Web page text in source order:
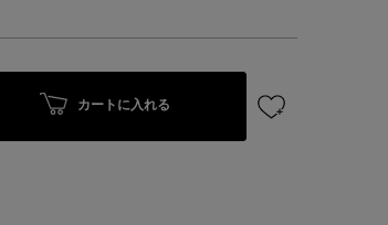
カートに入れる